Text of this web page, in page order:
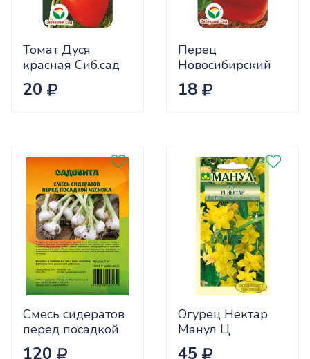
Томат Дуся
красная Сиб.сад
Ц
20
Перец
Новосибирский
(ранний) Сиб.сад
Ц
18
Смесь сидератов
перед посадкой
чеснока 0,5кг
120
Огурец Нектар
Манул Ц
45